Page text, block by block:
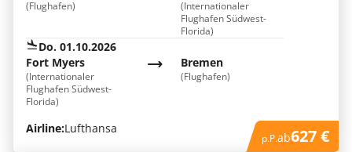
(Flughafen)
(Internationaler
Flughafen Südwest-
Florida)
Do. 01.10.2026
Bremen
(Flughafen)
Fort Myers
(Internationaler
Flughafen Südwest-
Florida)
Airline:Lufthansa
p.P.ab627 €